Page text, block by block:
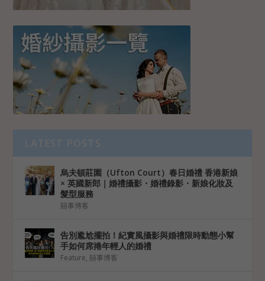
烏夫頓莊園（Ufton Court）春日婚禮 香港新娘
× 英國新郎｜婚禮攝影・婚禮錄影・新娘化妝及
髮型服務
囍事博客
告別尷尬擺拍！紀實風攝影與婚禮限時動態小幫
手如何席捲年輕人的婚禮
Feature, 囍事博客